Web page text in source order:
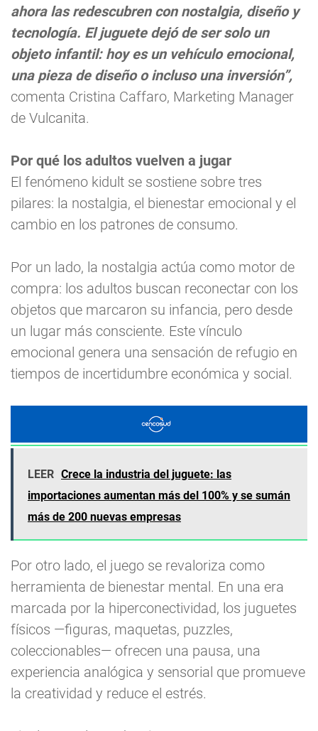
ahora las redescubren con nostalgia, diseño y
tecnología. El juguete dejó de ser solo un
objeto infantil: hoy es un vehículo emocional,
una pieza de diseño o incluso una inversión”,
comenta Cristina Caffaro, Marketing Manager
de Vulcanita.
Por qué los adultos vuelven a jugar
El fenómeno kidult se sostiene sobre tres
pilares: la nostalgia, el bienestar emocional y el
cambio en los patrones de consumo.
Por un lado, la nostalgia actúa como motor de
compra: los adultos buscan reconectar con los
objetos que marcaron su infancia, pero desde
un lugar más consciente. Este vínculo
emocional genera una sensación de refugio en
tiempos de incertidumbre económica y social.
LEER Crece la industria del juguete: las
importaciones aumentan más del 100% y se sumán
más de 200 nuevas empresas
Por otro lado, el juego se revaloriza como
herramienta de bienestar mental. En una era
marcada por la hiperconectividad, los juguetes
físicos —figuras, maquetas, puzzles,
coleccionables— ofrecen una pausa, una
experiencia analógica y sensorial que promueve
la creatividad y reduce el estrés.